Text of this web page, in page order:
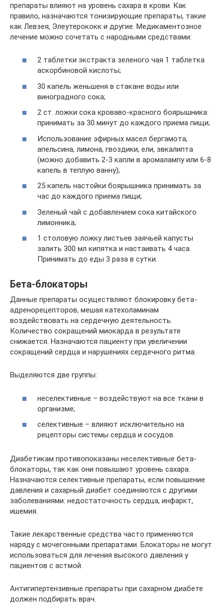
препараты влияют на уровень сахара в крови. Как
правило, назначаются тонизирующие препараты, такие
как Левзея, Элеутерококк и другие. Медикаментозное
лечение можно сочетать с народными средствами:
2 таблетки экстракта зеленого чая 1 таблетка
аскорбиновой кислоты;
30 капель женьшеня в стакане воды или
виноградного сока;
2 ст. ложки сока кроваво-красного боярышника:
принимать за 30 минут до каждого приема пищи;
Использование эфирных масел бергамота,
апельсина, лимона, гвоздики, ели, эвкалипта
(можно добавить 2-3 капли в аромалампу или 6-8
капель в теплую ванну);
25 капель настойки боярышника принимать за
час до каждого приема пищи;
Зеленый чай с добавлением сока китайского
лимонника;
1 столовую ложку листьев заячьей капусты
залить 300 мл кипятка и настаивать 4 часа.
Принимать до еды 3 раза в сутки.
Бета-блокаторы
Данные препараты осуществляют блокировку бета-
адренорецепторов, мешая катехоламинам
воздействовать на сердечную деятельность.
Количество сокращений миокарда в результате
снижается. Назначаются пациенту при увеличении
сокращений сердца и нарушениях сердечного ритма.
Выделяются две группы:
неселективные – воздействуют на все ткани в
организме;
селективные – влияют исключительно на
рецепторы системы сердца и сосудов.
Диабетикам противопоказаны неселективные бета-
блокаторы, так как они повышают уровень сахара.
Назначаются селективные препараты, если повышение
давления и сахарный диабет соединяются с другими
заболеваниями: недостаточность сердца, инфаркт,
ишемия.
Такие лекарственные средства часто применяются
наряду с мочегонными препаратами. Блокаторы не могут
использоваться для лечения высокого давления у
пациентов с астмой.
Антигипертензивные препараты при сахарном диабете
должен подбирать врач.